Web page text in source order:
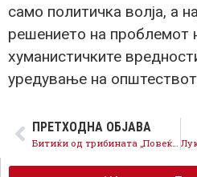
само политичка волја, а
решението на проблемот
хуманистичките
уредување на
ПРЕТХОДНА ОБЈАВА
Битиќи од трибината „Повеќе за сите“ во Кичево: Ниту една Влада го нема направено ова, над 2 милијарди евра обезбедивме за поддршка на граѓаните и компаниите